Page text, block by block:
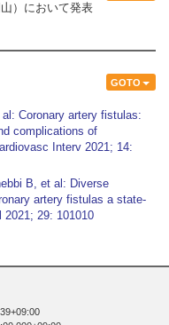
）において発表
GOTO
Coronary artery fistulas:
complications of
Interv 2021; 14:
B, et al: Diverse
artery fistulas a state-
2021; 29: 101010